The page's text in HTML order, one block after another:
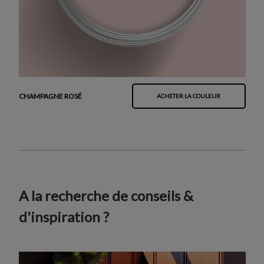
CHAMPAGNE ROSÉ ACHETER LA COULEUR
A la recherche de conseils &
d'inspiration ?